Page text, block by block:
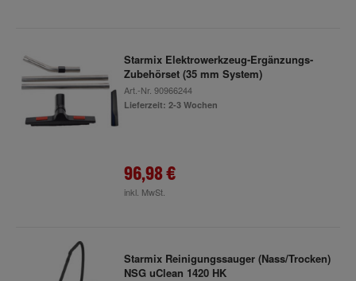
Starmix Elektrowerkzeug-Ergänzungs-
Zubehörset (35 mm System)
Art.-Nr. 90966244
Lieferzeit: 2-3 Wochen
96,98 €
inkl. MwSt.
Starmix Reinigungssauger (Nass/Trocken)
NSG uClean 1420 HK